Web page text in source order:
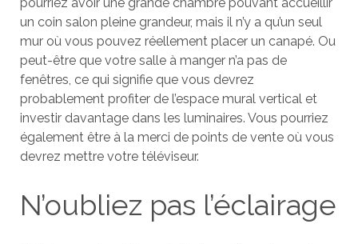
un coin salon pleine grandeur, mais il n’y a qu’un seul
mur où vous pouvez réellement placer un canapé. Ou
peut-être que votre salle à manger n’a pas de
fenêtres, ce qui signifie que vous devrez
probablement profiter de l’espace mural vertical et
investir davantage dans les luminaires. Vous pourriez
également être à la merci de points de vente où vous
devrez mettre votre téléviseur.
N’oubliez pas l’éclairage